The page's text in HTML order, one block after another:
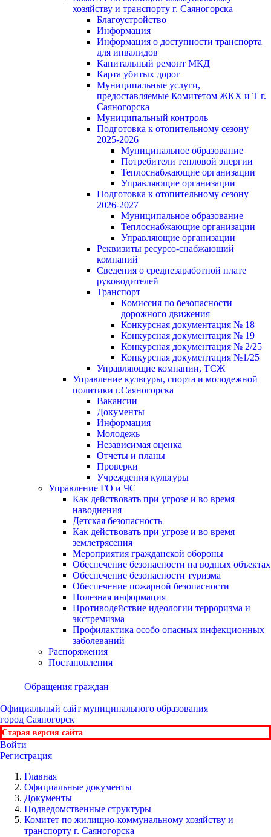
хозяйству и транспорту г. Саяногорска
Благоустройство
Информация
Информация о доступности транспорта
для инвалидов
Капитальный ремонт МКД
Карта убитых дорог
Муниципальные услуги,
предоставляемые Комитетом ЖКХ и Т г.
Саяногорска
Муниципальный контроль
Подготовка к отопительному сезону
2025-2026
Муниципальное образование
Потребители тепловой энергии
Теплоснабжающие организации
Управляющие организации
Подготовка к отопительному сезону
2026-2027
Муниципальное образование
Теплоснабжающие организации
Управляющие организации
Реквизиты ресурсо-снабжающий
компаний
Сведения о среднезаработной плате
руководителей
Транспорт
Комиссия по безопасности
дорожного движения
Конкурсная документация № 18
Конкурсная документация № 19
Конкурсная документация № 2/25
Конкурсная документация №1/25
Управляющие компании, ТСЖ
Управление культуры, спорта и молодежной
политики г.Саяногорска
Вакансии
Документы
Информация
Молодежь
Независимая оценка
Отчеты и планы
Проверки
Учреждения культуры
Управление ГО и ЧС
Как действовать при угрозе и во время
наводнения
Детская безопасность
Как действовать при угрозе и во время
землетрясения
Мероприятия гражданской обороны
Обеспечение безопасности на водных объектах
Обеспечение безопасности туризма
Обеспечение пожарной безопасности
Полезная информация
Противодействие идеологии терроризма и
экстремизма
Профилактика особо опасных инфекционных
заболеваний
Распоряжения
Постановления
Обращения граждан
Официальный сайт муниципального образования
город Саяногорск
Старая версия сайта
Войти
Регистрация
Главная
Официальные документы
Документы
Подведомственные структуры
Комитет по жилищно-коммунальному хозяйству и
транспорту г. Саяногорска